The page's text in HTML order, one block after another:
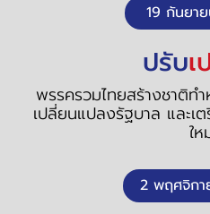
19 กันยา
ปรับ
พรรครวมไทยสร้างชาติท
เปลี่ยนแปลงรัฐบาล และเ
ให
2 พฤศจิก